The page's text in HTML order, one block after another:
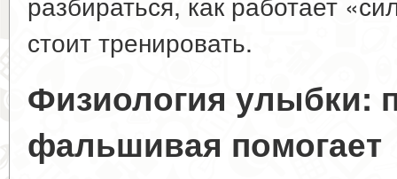
стоит тренировать.
Физиология улыбки:
фальшивая помогает